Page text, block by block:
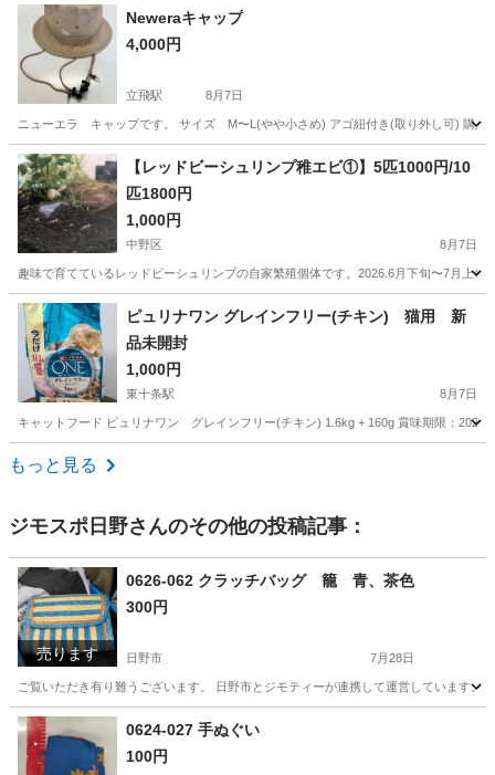
東京 府中市
Neweraキャップ
4,000円
立飛駅 8月7日
ニューエラ キャップです。 サイズ M〜L(やや小さめ) アゴ紐付き(取り外し可) 購入
東京 立川市 その他 ニューエラ
【レッドビーシュリンプ稚エビ①】5匹1000円/10
匹1800円
1,000円
中野区 8月7日
趣味で育てているレッドビーシュリンプの自家繁殖個体です。2026.6月下旬〜7月上
東京 中野区 その他
ピュリナワン グレインフリー(チキン) 猫用 新
品未開封
1,000円
東十条駅 8月7日
キャットフード ピュリナワン グレインフリー(チキン) 1.6kg + 160g 賞味期限：
東京 北区
もっと見る
ジモスポ日野さんのその他の投稿記事：
売ります
0626-062 クラッチバッグ 籠 青、茶色
300円
日野市 7月28日
ご覧いただき有り難うございます。 日野市とジモティーが連携して運営していま
東京 日野市 現地
0624-027 手ぬぐい
100円